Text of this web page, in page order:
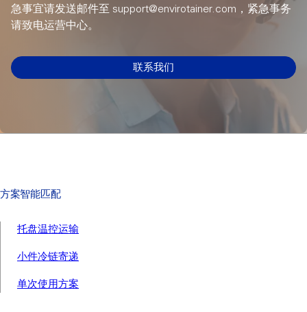
急事宜请发送邮件至 support@envirotainer.com，紧急事务
请致电运营中心。
联系我们
方案智能匹配
托盘温控运输
小件冷链寄递
单次使用方案